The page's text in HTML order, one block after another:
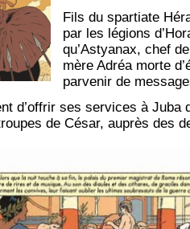
Fils du spartiate
par les légions
qu’Astyanax, chef
mère Adréa morte
parvenir de
d’offrir ses services à Juba
de César, auprès des